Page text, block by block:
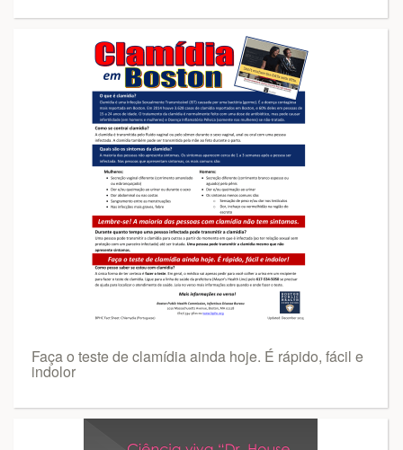
Faça o teste de clamídia ainda hoje. É rápido, fácil e
indolor